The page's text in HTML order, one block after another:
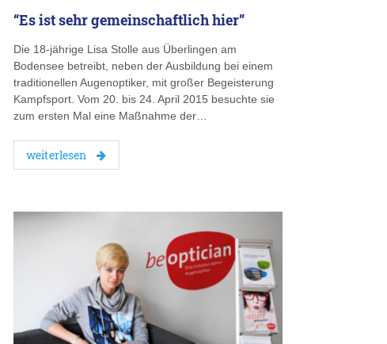
“Es ist sehr gemeinschaftlich hier”
Die 18-jährige Lisa Stolle aus Überlingen am
Bodensee betreibt, neben der Ausbildung bei einem
traditionellen Augenoptiker, mit großer Begeisterung
Kampfsport. Vom 20. bis 24. April 2015 besuchte sie
zum ersten Mal eine Maßnahme der…
weiterlesen